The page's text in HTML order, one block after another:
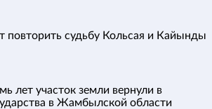
судьбу Кольсая и Кайынды
лет участок земли вернули в
в Жамбылской области